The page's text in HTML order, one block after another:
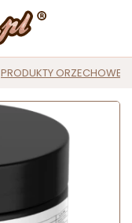
PRODUKTY ORZECHOWE